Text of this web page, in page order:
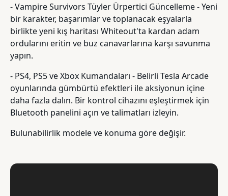
- Vampire Survivors Tüyler Ürpertici Güncelleme - Yeni
bir karakter, başarımlar ve toplanacak eşyalarla
birlikte yeni kış haritası Whiteout'ta kardan adam
ordularını eritin ve buz canavarlarına karşı savunma
yapın.
- PS4, PS5 ve Xbox Kumandaları - Belirli Tesla Arcade
oyunlarında gümbürtü efektleri ile aksiyonun içine
daha fazla dalın. Bir kontrol cihazını eşleştirmek için
Bluetooth panelini açın ve talimatları izleyin.
Bulunabilirlik modele ve konuma göre değişir.